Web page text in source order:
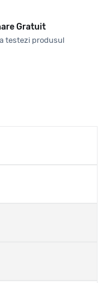
Gratuit
testezi produsul